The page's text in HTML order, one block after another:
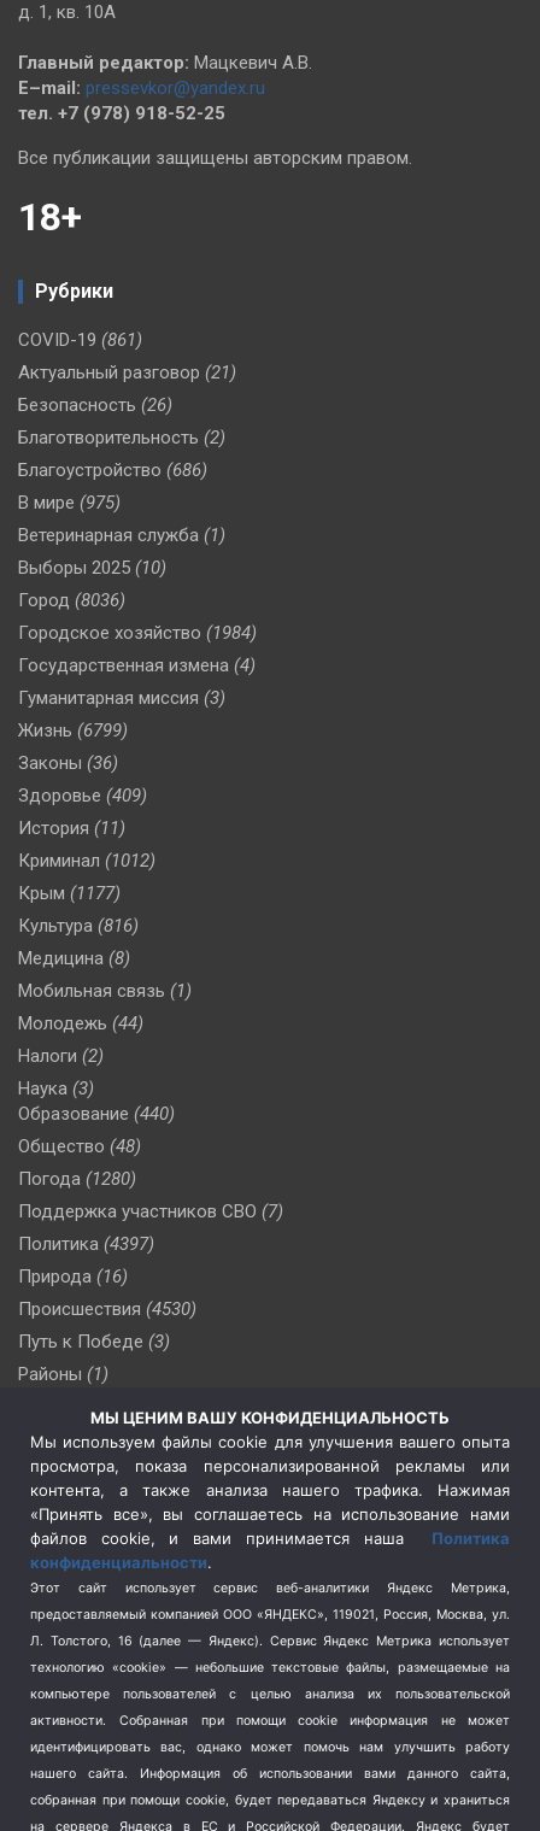
д. 1, кв. 10А
Главный редактор: Мацкевич А.В.
E–mail: pressevkor@yandex.ru
тел. +7 (978) 918-52-25
Все публикации защищены авторским правом.
18+
Рубрики
COVID-19 (861)
Актуальный разговор (21)
Безопасность (26)
Благотворительность (2)
Благоустройство (686)
В мире (975)
Ветеринарная служба (1)
Выборы 2025 (10)
Город (8036)
Городское хозяйство (1984)
Государственная измена (4)
Гуманитарная миссия (3)
Жизнь (6799)
Законы (36)
Здоровье (409)
История (11)
Криминал (1012)
Крым (1177)
Культура (816)
Медицина (8)
Мобильная связь (1)
Молодежь (44)
Налоги (2)
Наука (3)
Образование (440)
Общество (48)
Погода (1280)
Поддержка участников СВО (7)
Политика (4397)
Природа (16)
Происшествия (4530)
Путь к Победе (3)
Районы (1)
(510)
Сельское хозяйство (3)
Социальная политика
(3)
Спецоперация в Украине
Спецоперация на Украине
(404)
Спорт (740)
Терроризм (1)
Транспорт (262)
Туризм (178)
Школа и спорт (2)
МЫ ЦЕНИМ ВАШУ КОНФИДЕНЦИАЛЬНОСТЬ
Мы используем файлы cookie для улучшения вашего опыта
просмотра, показа персонализированной рекламы или
контента, а также анализа нашего трафика. Нажимая
«Принять все», вы соглашаетесь на использование нами
файлов cookie, и вами принимается наша Политика
конфиденциальности.
Этот сайт использует сервис веб-аналитики Яндекс Метрика,
предоставляемый компанией ООО «ЯНДЕКС», 119021, Россия, Москва, ул.
Л. Толстого, 16 (далее — Яндекс). Сервис Яндекс Метрика использует
технологию «cookie» — небольшие текстовые файлы, размещаемые на
компьютере пользователей с целью анализа их пользовательской
активности.
Собранная при помощи cookie информация не может
идентифицировать вас, однако может помочь нам улучшить работу
нашего сайта. Информация об использовании вами данного сайта,
собранная при помощи cookie, будет передаваться Яндексу и храниться
на сервере Яндекса в ЕС и Российской Федерации. Яндекс будет